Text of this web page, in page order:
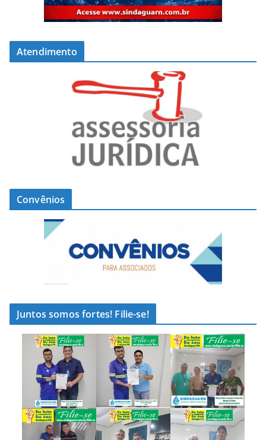
Atendimento
Convênios
Juntos somos fortes! Filie-se!